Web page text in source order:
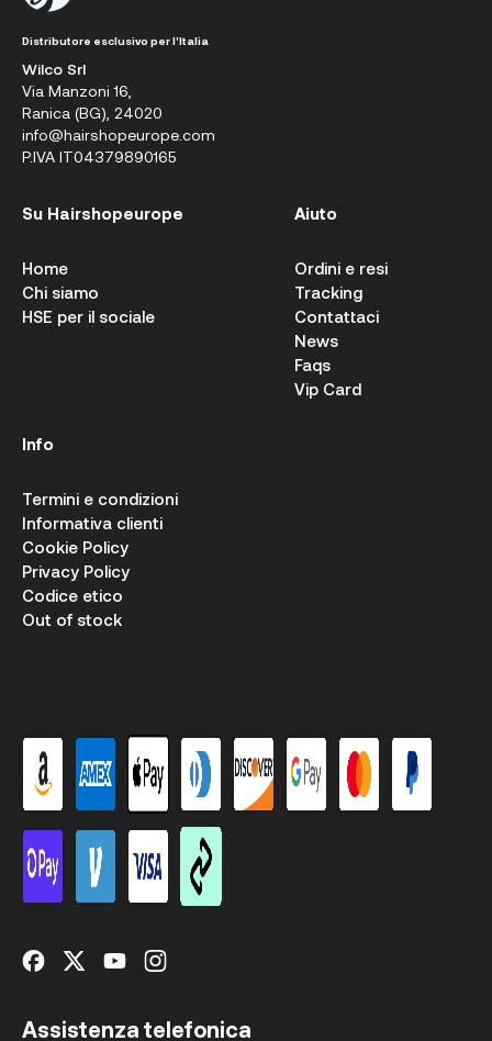
Distributore esclusivo per l'Italia
Wilco Srl
Via Manzoni 16,
Ranica (BG), 24020
info@hairshopeurope.com
P.IVA IT04379890165
Su Hairshopeurope
Home
Chi siamo
HSE per il sociale
Aiuto
Ordini e resi
Tracking
Contattaci
News
Faqs
Vip Card
Info
Termini e condizioni
Informativa clienti
Cookie Policy
Privacy Policy
Codice etico
Out of stock
Assistenza telefonica